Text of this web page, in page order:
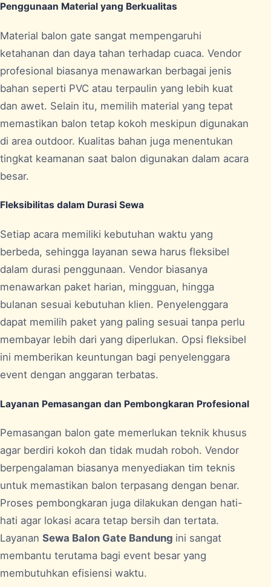
Penggunaan Material yang Berkualitas
Material balon gate sangat mempengaruhi
ketahanan dan daya tahan terhadap cuaca. Vendor
profesional biasanya menawarkan berbagai jenis
bahan seperti PVC atau terpaulin yang lebih kuat
dan awet. Selain itu, memilih material yang tepat
memastikan balon tetap kokoh meskipun digunakan
di area outdoor. Kualitas bahan juga menentukan
tingkat keamanan saat balon digunakan dalam acara
besar.
Fleksibilitas dalam Durasi Sewa
Setiap acara memiliki kebutuhan waktu yang
berbeda, sehingga layanan sewa harus fleksibel
dalam durasi penggunaan. Vendor biasanya
menawarkan paket harian, mingguan, hingga
bulanan sesuai kebutuhan klien. Penyelenggara
dapat memilih paket yang paling sesuai tanpa perlu
membayar lebih dari yang diperlukan. Opsi fleksibel
ini memberikan keuntungan bagi penyelenggara
event dengan anggaran terbatas.
Layanan Pemasangan dan Pembongkaran Profesional
Pemasangan balon gate memerlukan teknik khusus
agar berdiri kokoh dan tidak mudah roboh. Vendor
berpengalaman biasanya menyediakan tim teknis
untuk memastikan balon terpasang dengan benar.
Proses pembongkaran juga dilakukan dengan hati-
hati agar lokasi acara tetap bersih dan tertata.
Layanan Sewa Balon Gate Bandung ini sangat
membantu terutama bagi event besar yang
membutuhkan efisiensi waktu.